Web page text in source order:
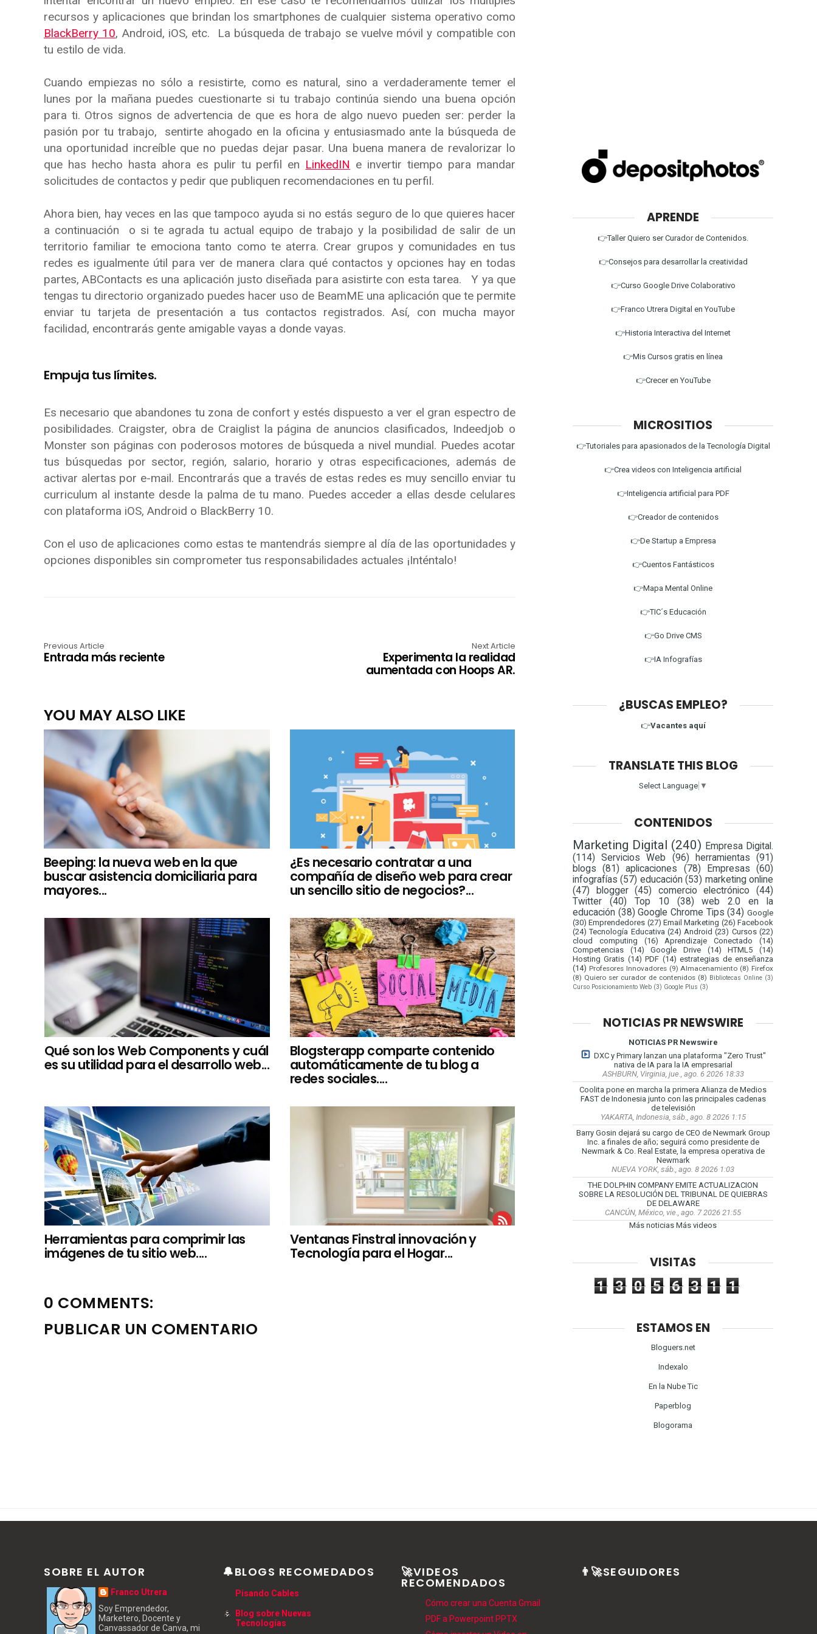
recursos y aplicaciones que brindan los smartphones de cualquier sistema operativo como
BlackBerry 10, Android, iOS, etc. La búsqueda de trabajo se vuelve móvil y compatible con
tu estilo de vida.
Cuando empiezas no sólo a resistirte, como es natural, sino a verdaderamente temer el
lunes por la mañana puedes cuestionarte si tu trabajo continúa siendo una buena opción
para ti. Otros signos de advertencia de que es hora de algo nuevo pueden ser: perder la
pasión por tu trabajo, sentirte ahogado en la oficina y entusiasmado ante la búsqueda de
una oportunidad increíble que no puedas dejar pasar. Una buena manera de revalorizar lo
que has hecho hasta ahora es pulir tu perfil en LinkedIN e invertir tiempo para mandar
solicitudes de contactos y pedir que publiquen recomendaciones en tu perfil.
Ahora bien, hay veces en las que tampoco ayuda si no estás seguro de lo que quieres hacer
a continuación o si te agrada tu actual equipo de trabajo y la posibilidad de salir de un
territorio familiar te emociona tanto como te aterra. Crear grupos y comunidades en tus
redes es igualmente útil para ver de manera clara qué contactos y opciones hay en todas
partes, ABContacts es una aplicación justo diseñada para asistirte con esta tarea. Y ya que
tengas tu directorio organizado puedes hacer uso de BeamME una aplicación que te permite
enviar tu tarjeta de presentación a tus contactos registrados. Así, con mucha mayor
facilidad, encontrarás gente amigable vayas a donde vayas.
Empuja tus límites.
Es necesario que abandones tu zona de confort y estés dispuesto a ver el gran espectro de
posibilidades. Craigster, obra de Craiglist la página de anuncios clasificados, Indeedjob o
Monster son páginas con poderosos motores de búsqueda a nivel mundial. Puedes acotar
tus búsquedas por sector, región, salario, horario y otras especificaciones, además de
activar alertas por e-mail. Encontrarás que a través de estas redes es muy sencillo enviar tu
curriculum al instante desde la palma de tu mano. Puedes acceder a ellas desde celulares
con plataforma iOS, Android o BlackBerry 10.
Con el uso de aplicaciones como estas te mantendrás siempre al día de las oportunidades y
opciones disponibles sin comprometer tus responsabilidades actuales ¡Inténtalo!
Previous Article
Entrada más reciente
Next Article
Experimenta la realidad
aumentada con Hoops AR.
YOU MAY ALSO LIKE
Beeping: la nueva web en la que
buscar asistencia domiciliaria para
mayores...
¿Es necesario contratar a una
compañía de diseño web para crear
un sencillo sitio de negocios?...
Qué son los Web Components y cuál
es su utilidad para el desarrollo web...
Blogsterapp comparte contenido
automáticamente de tu blog a
redes sociales....
Herramientas para comprimir las
imágenes de tu sitio web....
Ventanas Finstral innovación y
Tecnología para el Hogar...
0 COMMENTS:
PUBLICAR UN COMENTARIO
APRENDE
👉Taller Quiero ser Curador de Contenidos.
👉Consejos para desarrollar la creatividad
👉Curso Google Drive Colaborativo
👉Franco Utrera Digital en YouTube
👉Historia Interactiva del Internet
👉Mis Cursos gratis en línea
👉Crecer en YouTube
MICROSITIOS
👉Tutoriales para apasionados de la Tecnología Digital
👉Crea videos con Inteligencia artificial
👉Inteligencia artificial para PDF
👉Creador de contenidos
👉De Startup a Empresa
👉Cuentos Fantásticos
👉Mapa Mental Online
👉TIC´s Educación
👉Go Drive CMS
👉IA Infografías
¿BUSCAS EMPLEO?
👉Vacantes aquí
TRANSLATE THIS BLOG
Select Language ▼
CONTENIDOS
Marketing Digital (240) Empresa Digital.
(114)
Servicios Web (96) herramientas
(91)
blogs
(81) aplicaciones (78) Empresas
(60)
infografías (57) educación (53) marketing online
(47)
blogger (45) comercio electrónico
(44)
Twitter
(40) Top 10 (38)
web 2.0 en la
educación (38) Google Chrome Tips (34) Google
(30) Emprendedores (27) Email Marketing (26) Facebook
(24) Tecnología Educativa (24) Android (23) Cursos (22)
cloud computing
(16) Aprendizaje Conectado
(14)
Competencias
(14) Google Drive (14) HTML5
(14)
Hosting Gratis (14) PDF (14) estrategias de enseñanza
(14) Profesores Innovadores (9) Almacenamiento (8) Firefox
(8) Quiero ser curador de contenidos (8) Bibliotecas Online (3)
Curso Posicionamiento Web (3) Google Plus (3)
NOTICIAS PR NEWSWIRE
NOTICIAS PR Newswire
DXC y Primary lanzan una plataforma "Zero Trust"
nativa de IA para la IA empresarial
ASHBURN, Virginia, jue., ago. 6 2026 18:33
Coolita pone en marcha la primera Alianza de Medios
FAST de Indonesia junto con las principales cadenas
de televisión
YAKARTA, Indonesia, sáb., ago. 8 2026 1:15
Barry Gosin dejará su cargo de CEO de Newmark Group
Inc. a finales de año; seguirá como presidente de
Newmark & Co. Real Estate, la empresa operativa de
Newmark
NUEVA YORK, sáb., ago. 8 2026 1:03
THE DOLPHIN COMPANY EMITE ACTUALIZACION
SOBRE LA RESOLUCIÓN DEL TRIBUNAL DE QUIEBRAS
DE DELAWARE
CANCÚN, México, vie., ago. 7 2026 21:55
Más noticias Más videos
VISITAS
1 3 0 5 6 3 1 1
ESTAMOS EN
Bloguers.net
Indexalo
En la Nube Tic
Paperblog
Blogorama
SOBRE EL AUTOR
Franco Utrera
Soy Emprendedor,
Marketero, Docente y
Canvassador de Canva, mi
🔔BLOGS RECOMEDADOS
Pisando Cables
Blog sobre Nuevas
Tecnologías
🚀VIDEOS
RECOMENDADOS
Cómo crear una Cuenta Gmail
PDF a Powerpoint PPTX
👨‍🚀SEGUIDORES